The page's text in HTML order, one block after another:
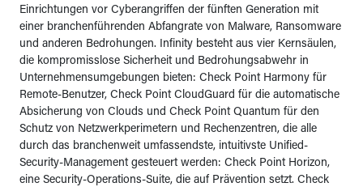
Einrichtungen vor Cyberangriffen der fünften Generation mit
einer branchenführenden Abfangrate von Malware, Ransomware
und anderen Bedrohungen. Infinity besteht aus vier Kernsäulen,
die kompromisslose Sicherheit und Bedrohungsabwehr in
Unternehmensumgebungen bieten: Check Point Harmony für
Remote-Benutzer, Check Point CloudGuard für die automatische
Absicherung von Clouds und Check Point Quantum für den
Schutz von Netzwerkperimetern und Rechenzentren, die alle
durch das branchenweit umfassendste, intuitivste Unified-
Security-Management gesteuert werden: Check Point Horizon,
eine Security-Operations-Suite, die auf Prävention setzt. Check